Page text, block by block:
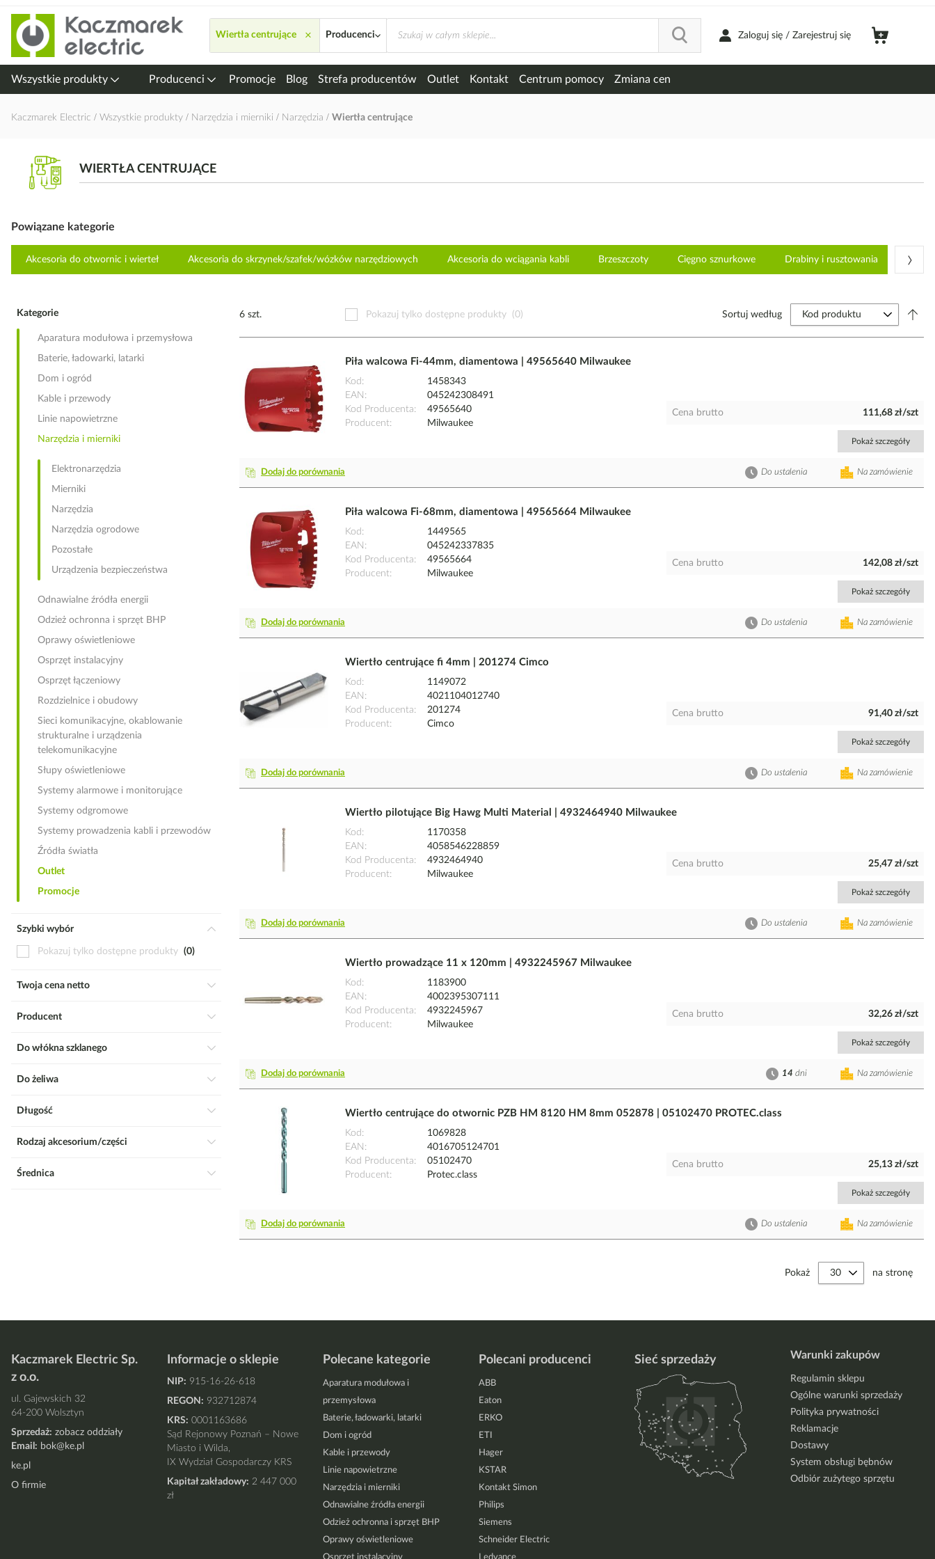
Przejdź
do
treści
Wiertła centrujące × Producenci Zaloguj się / Zarejestruj się
Wszystkie produkty Producenci Promocje Blog Strefa producentów Outlet Kontakt Centrum pomocy Zmiana cen
Kaczmarek Electric Wszystkie produkty Narzędzia i mierniki Narzędzia Wiertła centrujące
WIERTŁA CENTRUJĄCE
Powiązane kategorie
Akcesoria do otwornic i wierteł Akcesoria do skrzynek/szafek/wózków narzędziowych Akcesoria do wciągania kabli Brzeszczoty Cięgno sznurkowe Drabiny i rusztowania ›
6 szt. Pokazuj tylko dostępne produkty (0) Sortuj według
Piła walcowa Fi-44mm, diamentowa | 49565640 Milwaukee
Kod
1458343
EAN
045242308491
Kod Producenta
49565640
Producent
Milwaukee
Cena brutto 111,68 zł/szt
Pokaż szczegóły
Dodaj do porównania Na zamówienie
Do ustalenia
Piła walcowa Fi-68mm, diamentowa | 49565664 Milwaukee
Kod
1449565
EAN
045242337835
Kod Producenta
49565664
Producent
Milwaukee
Cena brutto 142,08 zł/szt
Pokaż szczegóły
Dodaj do porównania Na zamówienie
Do ustalenia
Wiertło centrujące fi 4mm | 201274 Cimco
Kod
1149072
EAN
4021104012740
Kod Producenta
201274
Producent
Cimco
Cena brutto 91,40 zł/szt
Pokaż szczegóły
Dodaj do porównania Na zamówienie
Do ustalenia
Wiertło pilotujące Big Hawg Multi Material | 4932464940 Milwaukee
Kod
1170358
EAN
4058546228859
Kod Producenta
4932464940
Producent
Milwaukee
Cena brutto 25,47 zł/szt
Pokaż szczegóły
Dodaj do porównania Na zamówienie
Do ustalenia
Wiertło prowadzące 11 x 120mm | 4932245967 Milwaukee
Kod
1183900
EAN
4002395307111
Kod Producenta
4932245967
Producent
Milwaukee
Cena brutto 32,26 zł/szt
Pokaż szczegóły
Dodaj do porównania Na zamówienie
14 dni
Wiertło centrujące do otwornic PZB HM 8120 HM 8mm 052878 | 05102470 PROTEC.class
Kod
1069828
EAN
4016705124701
Kod Producenta
05102470
Producent
Protec.class
Cena brutto 25,13 zł/szt
Pokaż szczegóły
Dodaj do porównania Na zamówienie
Do ustalenia
Pokaż na stronę
Kategorie
Aparatura modułowa i przemysłowa
Baterie, ładowarki, latarki
Dom i ogród
Kable i przewody
Linie napowietrzne
Narzędzia i mierniki
Elektronarzędzia
Mierniki
Narzędzia
Narzędzia ogrodowe
Pozostałe
Urządzenia bezpieczeństwa
Odnawialne źródła energii
Odzież ochronna i sprzęt BHP
Oprawy oświetleniowe
Osprzęt instalacyjny
Osprzęt łączeniowy
Rozdzielnice i obudowy
Sieci komunikacyjne, okablowanie
strukturalne i urządzenia
telekomunikacyjne
Słupy oświetleniowe
Systemy alarmowe i monitorujące
Systemy odgromowe
Systemy prowadzenia kabli i przewodów
Źródła światła
Outlet
Promocje
Szybki wybór
Pokazuj tylko dostępne produkty 0
Twoja cena netto
Producent
Do włókna szklanego
Do żeliwa
Długość
Rodzaj akcesorium/części
Średnica
Kaczmarek Electric Sp.
z o.o.
ul. Gajewskich 32
64-200 Wolsztyn
Sprzedaż: zobacz oddziały
Email: bok@ke.pl
ke.pl
O firmie
Informacje o sklepie
NIP: 915-16-26-618
REGON: 932712874
KRS: 0001163686
Sąd Rejonowy Poznań – Nowe
Miasto i Wilda,
IX Wydział Gospodarczy KRS
Kapitał zakładowy: 2 447 000
zł
Polecane kategorie
Aparatura modułowa i
przemysłowa
Baterie, ładowarki, latarki
Dom i ogród
Kable i przewody
Linie napowietrzne
Narzędzia i mierniki
Odnawialne źródła energii
Odzież ochronna i sprzęt BHP
Oprawy oświetleniowe
Polecani producenci
ABB
Eaton
ERKO
ETI
Hager
KSTAR
Kontakt Simon
Philips
Siemens
Schneider Electric
Sieć sprzedaży Warunki zakupów
Regulamin sklepu
Ogólne warunki sprzedaży
Polityka prywatności
Reklamacje
Dostawy
System obsługi bębnów
Odbiór zużytego sprzętu